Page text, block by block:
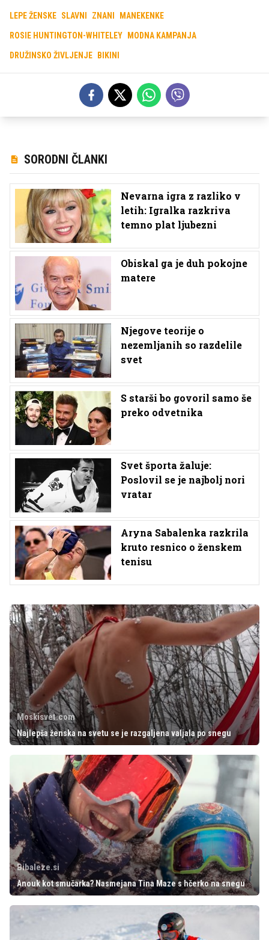
LEPE ŽENSKE SLAVNI ZNANI MANEKENKE
ROSIE HUNTINGTON-WHITELEY MODNA KAMPANJA
DRUŽINSKO ŽIVLJENJE BIKINI
SORODNI ČLANKI
Nevarna igra z razliko v
letih: Igralka razkriva
temno plat ljubezni
Obiskal ga je duh pokojne
matere
Njegove teorije o
nezemljanih so razdelile
svet
S starši bo govoril samo še
preko odvetnika
Svet športa žaluje:
Poslovil se je najbolj nori
vratar
Aryna Sabalenka razkrila
kruto resnico o ženskem
tenisu
Moskisvet.com
Najlepša ženska na svetu se je razgaljena valjala po snegu
Bibaleze.si
Anouk kot smučarka? Nasmejana Tina Maze s hčerko na snegu